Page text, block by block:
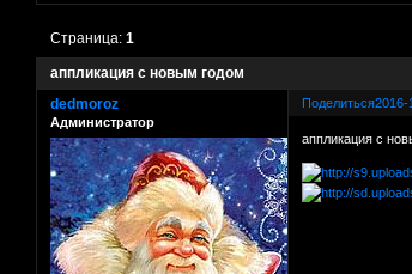
аппликация с новым годом
Страница:1
Поделиться2016-
dedmoroz
Администратор
аппликация с